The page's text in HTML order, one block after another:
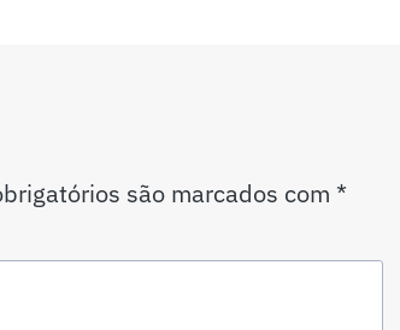
são marcados com *